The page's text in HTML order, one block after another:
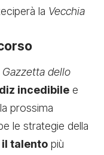
la Vecchia
Gazzetta dello
incedibile e
prossima
le strategie della
talento più